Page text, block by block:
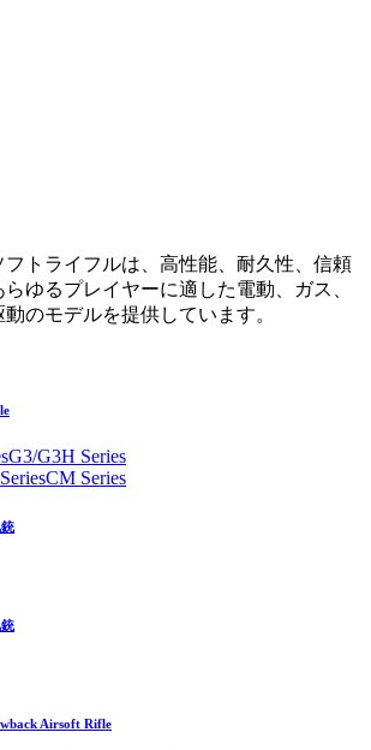
フトライフルは、高性能、耐久性、信頼
ゆるプレイヤーに適した電動、ガス、
のモデルを提供しています。
G3/G3H Series
CM Series
Airsoft Rifle